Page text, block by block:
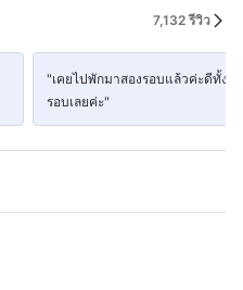
7,132 รีวิว
"เคยไปพักมาสองรอบแล้วค่ะดีทั้งส
รอบเลยค่ะ"